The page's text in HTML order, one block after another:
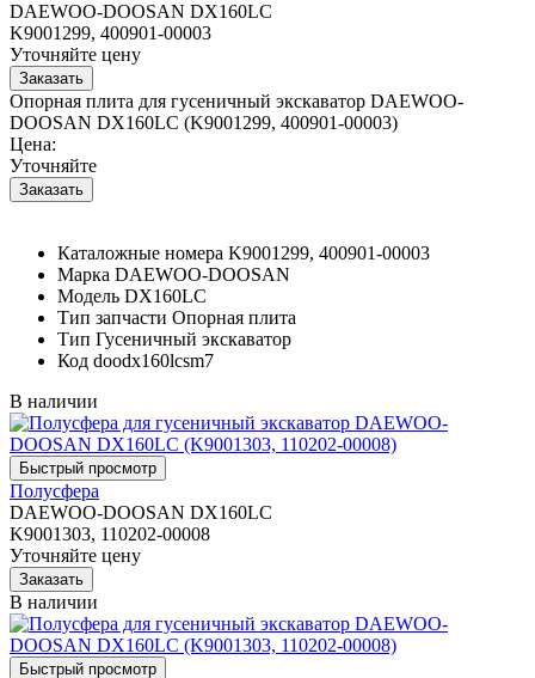
DAEWOO-DOOSAN DX160LC
K9001299, 400901-00003
Уточняйте цену
Опорная плита для гусеничный экскаватор DAEWOO-
DOOSAN DX160LC (K9001299, 400901-00003)
Цена:
Уточняйте
Каталожные номера K9001299, 400901-00003
Марка DAEWOO-DOOSAN
Модель DX160LC
Тип запчасти Опорная плита
Тип Гусеничный экскаватор
Код doodx160lcsm7
В наличии
Полусфера
DAEWOO-DOOSAN DX160LC
K9001303, 110202-00008
Уточняйте цену
В наличии